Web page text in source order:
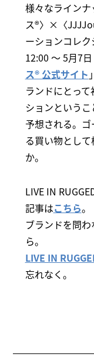
様々なライン
ス®〉×〈
ーションコレク
12:00 ～ 5月7
ス® 公式サイト
ランドにとっ
ションという
予想される。
る買い物とし
か。
LIVE IN
記事はこちら。
ブランドを問
ら。
LIVE IN
忘れなく。